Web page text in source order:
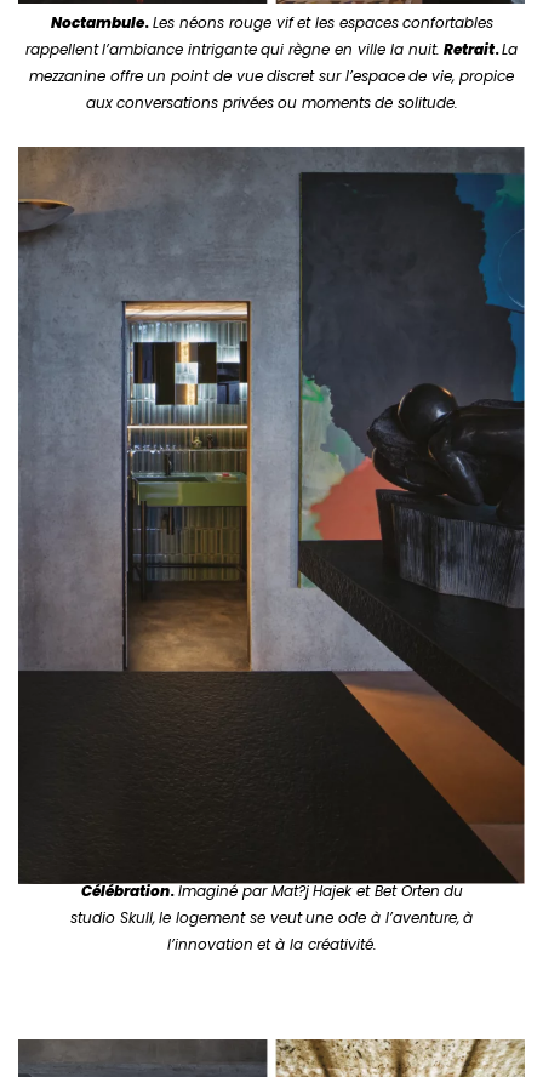
Noctambule. Les néons rouge vif et les espaces confortables
rappellentl’ambiance intrigantequi règne en ville la nuit. Retrait.La
mezzanine offreun point de vuediscret sur l’espacede vie, propice
aux conversations privées ou moments de solitude.
Célébration.Imaginé par Mat?jHajek et Bet Ortendu
studio Skull,le logement se veutune ode à l’aventure,à
l’innovation et à la créativité.